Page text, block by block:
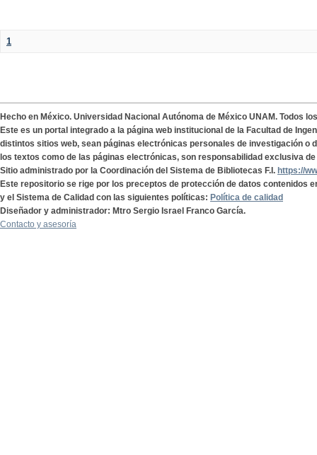
1
Hecho en México. Universidad Nacional Autónoma de México UNAM. Todos
Este es un portal integrado a la página web institucional de la Facultad de
distintos sitios web, sean páginas electrónicas personales de investigación o
los textos como de las páginas electrónicas, son responsabilidad exclusiva
Sitio administrado por la Coordinación del Sistema de Bibliotecas F.I. https://
Este repositorio se rige por los preceptos de protección de datos contenidos
y el Sistema de Calidad con las siguientes políticas: Política de calidad
Diseñador y administrador: Mtro Sergio Israel Franco García.
Contacto y asesoría